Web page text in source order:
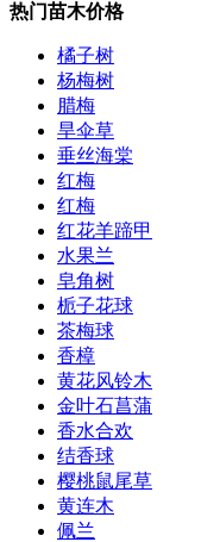
热门苗木价格
橘子树
杨梅树
腊梅
旱伞草
垂丝海棠
红梅
红梅
红花羊蹄甲
水果兰
皂角树
栀子花球
茶梅球
香樟
黄花风铃木
金叶石菖蒲
香水合欢
结香球
樱桃鼠尾草
黄连木
佩兰